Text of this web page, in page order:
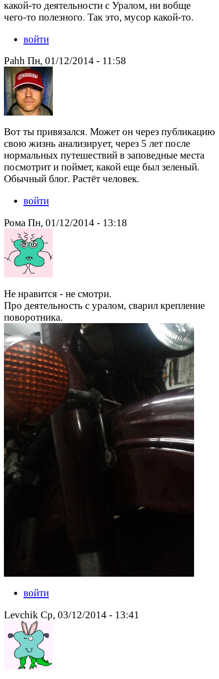
какой-то деятельности с Уралом, ни вобще
чего-то полезного. Так это, мусор какой-то.
войти
Pahh Пн, 01/12/2014 - 11:58
Вот ты привязался. Может он через публикацию
свою жизнь анализирует, через 5 лет после
нормальных путешествий в заповедные места
посмотрит и поймет, какой еще был зеленый.
Обычный блог. Растёт человек.
войти
Рома Пн, 01/12/2014 - 13:18
Не нравится - не смотри.
Про деятельность с уралом, сварил крепление
поворотника.
войти
Levchik Ср, 03/12/2014 - 13:41